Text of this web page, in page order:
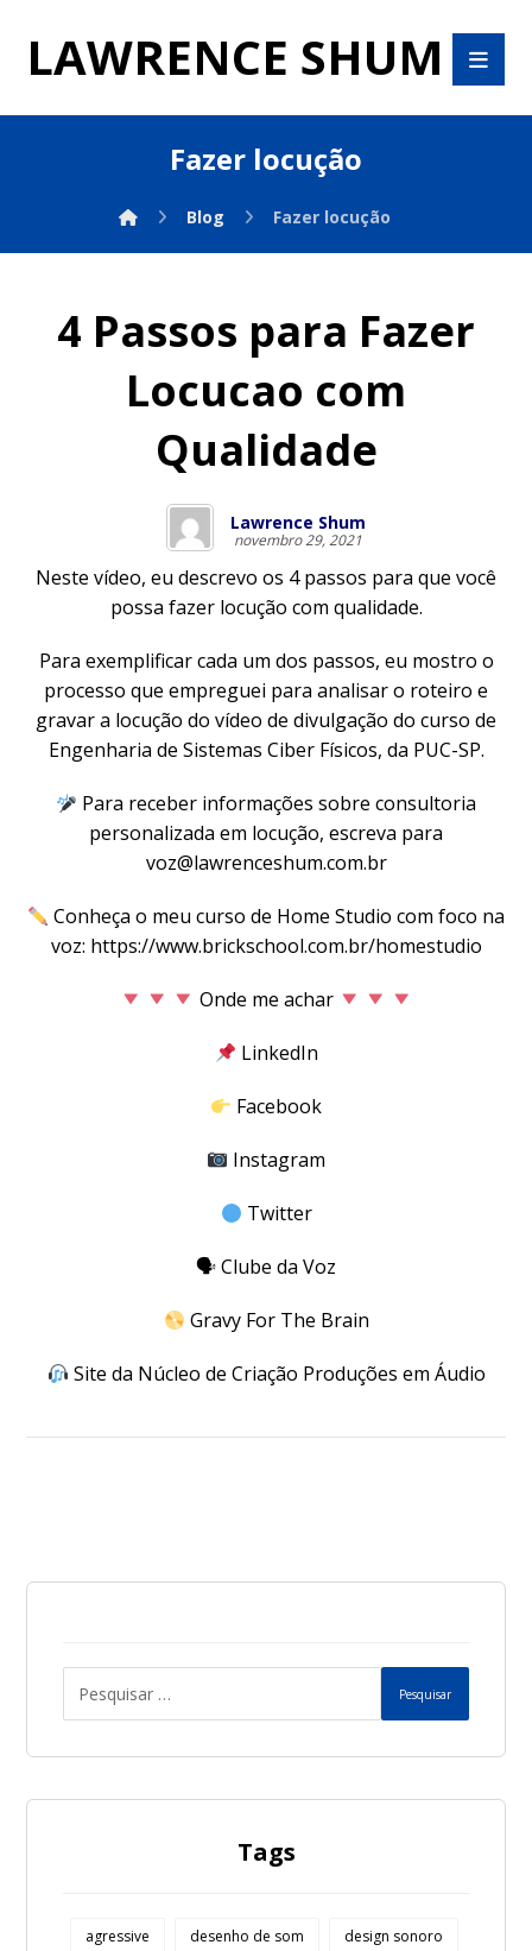
LAWRENCE SHUM
Fazer locução
Blog Fazer locução
4 Passos para Fazer
Locucao com
Qualidade
Lawrence Shum
novembro 29, 2021
Neste vídeo, eu descrevo os 4 passos para que você
possa fazer locução com qualidade.
Para exemplificar cada um dos passos, eu mostro o
processo que empreguei para analisar o roteiro e
gravar a locução do vídeo de divulgação do curso de
Engenharia de Sistemas Ciber Físicos, da PUC-SP.
Para receber informações sobre consultoria
personalizada em locução, escreva para
voz@lawrenceshum.com.br
Conheça o meu curso de Home Studio com foco na
voz: https://www.brickschool.com.br/homestudio
Onde me achar
LinkedIn
Facebook
Instagram
Twitter
🗣Clube da Voz
Gravy For The Brain
Site da Núcleo de Criação Produções em Áudio
Pesquisar
Tags
agressive desenho de som design sonoro